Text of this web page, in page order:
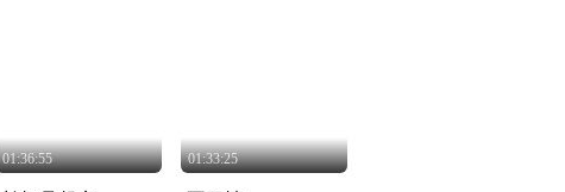
01:36:55 01:33:25